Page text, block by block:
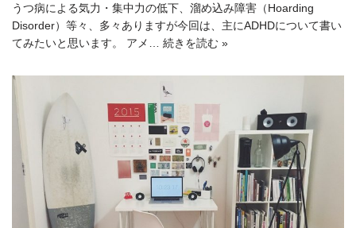
うつ病による気力・集中力の低下、溜め込み障害（Hoarding
Disorder）等々、多々ありますが今回は、主にADHDについて書い
てみたいと思います。 アメ… 続きを読む »